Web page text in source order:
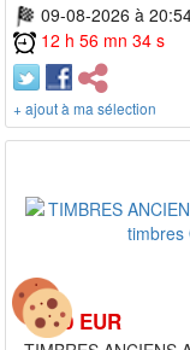
09-08-2026 à
12 h 56 mn 34 s
+ ajout à ma sélection
14,50 EUR